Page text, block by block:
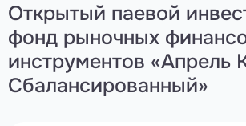
Открытый паевой
фонд рыночных
инструментов «Апрель
Сбалансированный»